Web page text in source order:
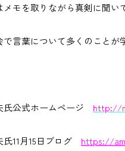
モを取りながら真剣に聞い
で言葉について多くのことが
公式ホームページ http://
11月15日ブログ https://